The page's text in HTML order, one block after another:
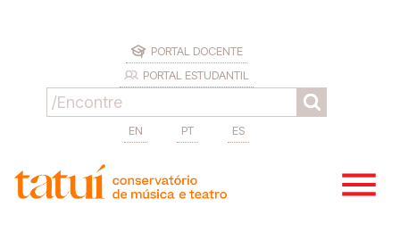
PORTAL DOCENTE
PORTAL ESTUDANTIL
EN PT ES